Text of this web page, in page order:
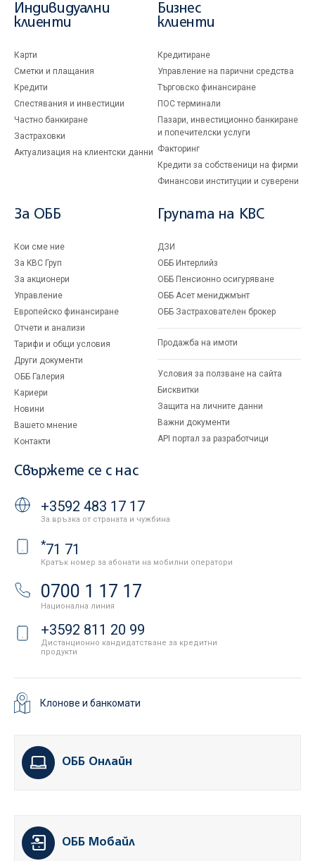
Индивидуални
клиенти
Карти
Сметки и плащания
Кредити
Спестявания и инвестиции
Частно банкиране
Застраховки
Актуализация на клиентски данни
Бизнес
клиенти
Кредитиране
Управление на парични средства
Търговско финансиране
ПОС терминали
Пазари, инвестиционно банкиране
и попечителски услуги
Факторинг
Кредити за собственици на фирми
Финансови институции и суверени
За ОББ
Кои сме ние
За KBC Груп
За акционери
Управление
Европейско финансиране
Отчети и анализи
Тарифи и общи условия
Други документи
ОББ Галерия
Кариери
Новини
Вашето мнение
Контакти
Групата на KBC
ДЗИ
ОББ Интерлийз
ОББ Пенсионно осигуряване
ОББ Асет мениджмънт
ОББ Застрахователен брокер
Продажба на имоти
Условия за ползване на сайта
Бисквитки
Защита на личните данни
Важни документи
API портал за разработчици
Свържете се с нас
+3592 483 17 17
За връзка от страната и чужбина
*71 71
Кратък номер за абонати на мобилни оператори
0700 1 17 17
Национална линия
+3592 811 20 99
Дистанционно кандидатстване за кредитни
продукти
Клонове и банкомати
ОББ Онлайн
ОББ Мобайл